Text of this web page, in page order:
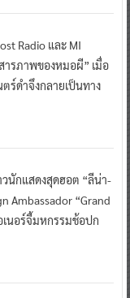
Radio และ MI
ารภาพของหมอผี” เมื่อ
ร์ดำจึงกลายเป็นทาง
นักแสดงสุดฮอต “ลีน่า-
Ambassador “Grand
เนอร์จี้มหกรรมช้อปก